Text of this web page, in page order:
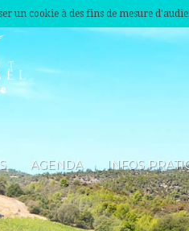
un cookie à des fins de mesure
AGENDA INFOS